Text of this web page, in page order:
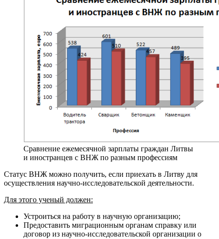
Сравнение ежемесячной зарплаты граждан Литвы
и иностранцев с ВНЖ по разным профессиям
Статус ВНЖ можно получить, если приехать в Литву для
осуществления научно-исследовательской деятельности.
Для этого ученый должен:
Устроиться на работу в научную организацию;
Предоставить миграционным органам справку или
договор из научно-исследовательской организации о